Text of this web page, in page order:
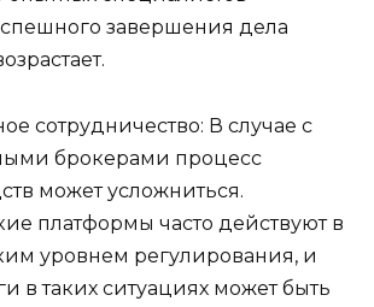
завершения дела
сотрудничество: В случае с
брокерами процесс
может усложниться.
платформы часто действуют в
уровнем регулирования, и
в таких ситуациях может быть